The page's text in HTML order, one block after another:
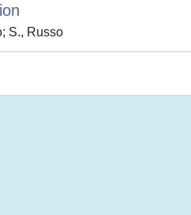
S., Russo